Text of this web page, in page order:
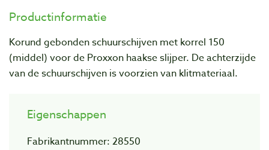
Productinformatie
Korund gebonden schuurschijven met korrel 150
(middel) voor de Proxxon haakse slijper. De achterzijde
van de schuurschijven is voorzien van klitmateriaal.
Eigenschappen
Fabrikantnummer: 28550